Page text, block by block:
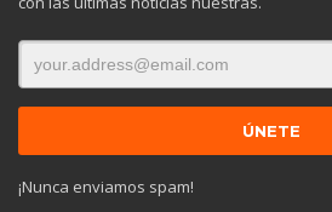
¡Nunca enviamos spam!